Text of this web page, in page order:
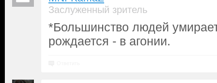
Заслуженный зритель
*Большинство людей
рождается - в агонии.